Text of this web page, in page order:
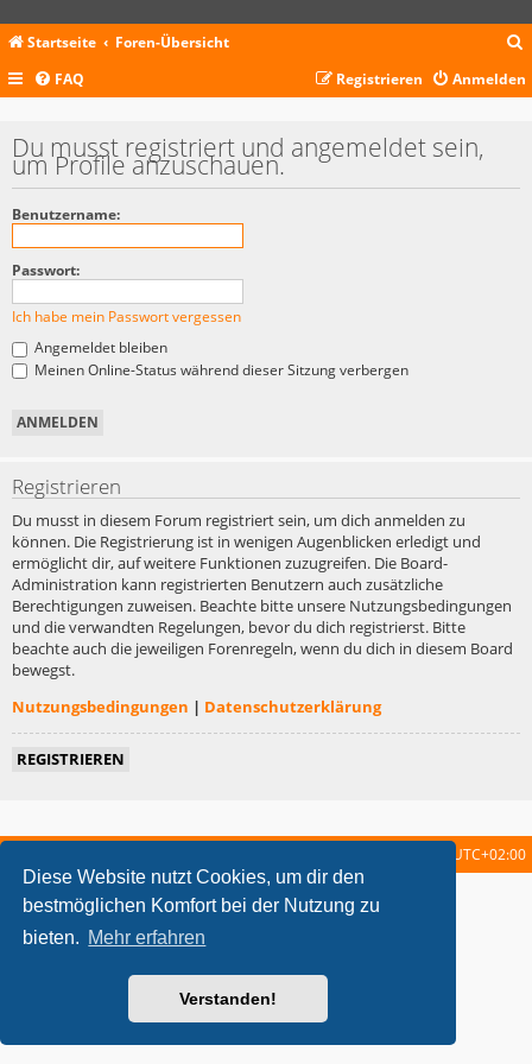
Diese Website nutzt Cookies, um dir den
bestmöglichen Komfort bei der Nutzung zu
bieten. Mehr erfahren
Verstanden!
Startseite Foren-Übersicht
c
FAQ Anmelden
Registrieren
Du musst registriert und angemeldet sein,
um Profile anzuschauen.
Benutzername:
Passwort:
Ich habe mein Passwort vergessen
Angemeldet bleiben
Meinen Online-Status während dieser Sitzung verbergen
Registrieren
Du musst in diesem Forum registriert sein, um dich anmelden zu
können. Die Registrierung ist in wenigen Augenblicken erledigt und
ermöglicht dir, auf weitere Funktionen zuzugreifen. Die Board-
Administration kann registrierten Benutzern auch zusätzliche
Berechtigungen zuweisen. Beachte bitte unsere Nutzungsbedingungen
und die verwandten Regelungen, bevor du dich registrierst. Bitte
beachte auch die jeweiligen Forenregeln, wenn du dich in diesem Board
bewegst.
Nutzungsbedingungen | Datenschutzerklärung
REGISTRIEREN
UTC+02:00
metrolike style by Eric Seguin Updated for phpBB3.2 by
Powered byphpBB ® Forum Software © phpBB Limited
Deutsche Übersetzung durch